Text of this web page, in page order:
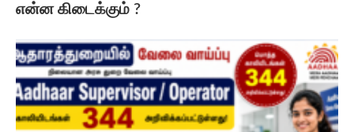
என்ன கிடைக்கும் ?